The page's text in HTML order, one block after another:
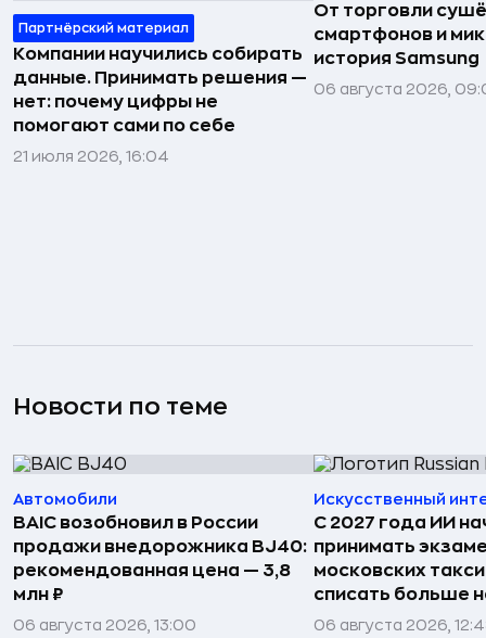
Партнёрский материал
Компании научились собирать
данные. Принимать решения —
нет: почему цифры не
помогают сами по себе
21 июля 2026, 16:04
От торговли
смартфонов и
история Samsung
06 августа 2026,
Новости по теме
Автомобили
BAIC возобновил в России
продажи внедорожника BJ40:
рекомендованная цена — 3,8
млн ₽
06 августа 2026, 13:00
Искусственный
С 2027 года ИИ
принимать
московских
списать больше
06 августа 2026,